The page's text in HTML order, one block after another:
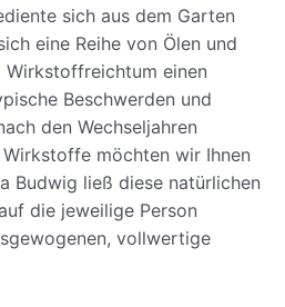
sich aus dem Garten
eine Reihe von Ölen und
Wirkstoffreichtum einen
Beschwerden und
den Wechseljahren
möchten wir Ihnen
Budwig ließ diese natürlichen
die jeweilige Person
vollwertige